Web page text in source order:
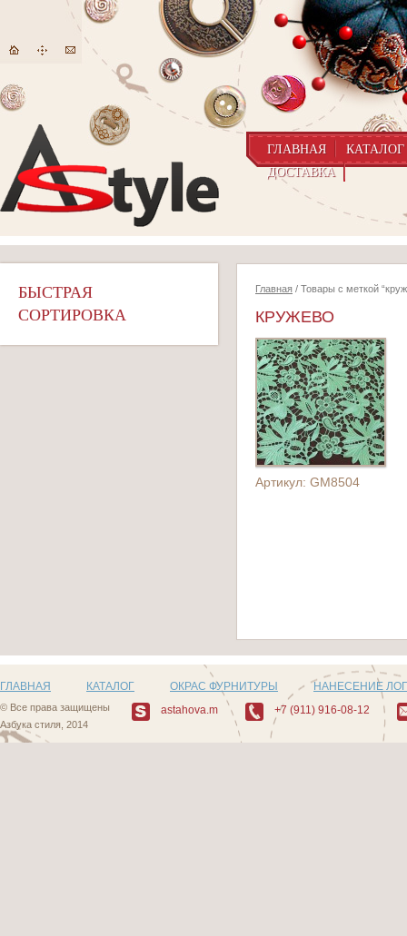
ГЛАВНАЯ
КАТАЛОГ
ДОСТАВКА
БЫСТРАЯ
СОРТИРОВКА
Главная / Товары с меткой
КРУЖЕВО
Артикул: GM8504
ГЛАВНАЯ КАТАЛОГ ОКРАС ФУРНИТУРЫ НАНЕСЕНИЕ
© Все права защищены
Азбука стиля, 2014
astahova.m +7 (911) 916-08-12